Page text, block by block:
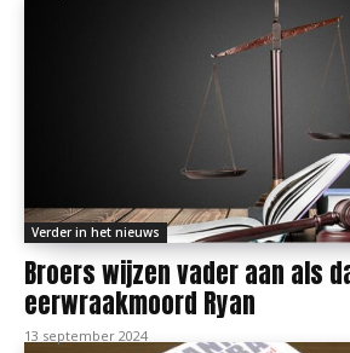
Verder in het nieuws
Broers wijzen vader aan als
eerwraakmoord Ryan
13 september 2024